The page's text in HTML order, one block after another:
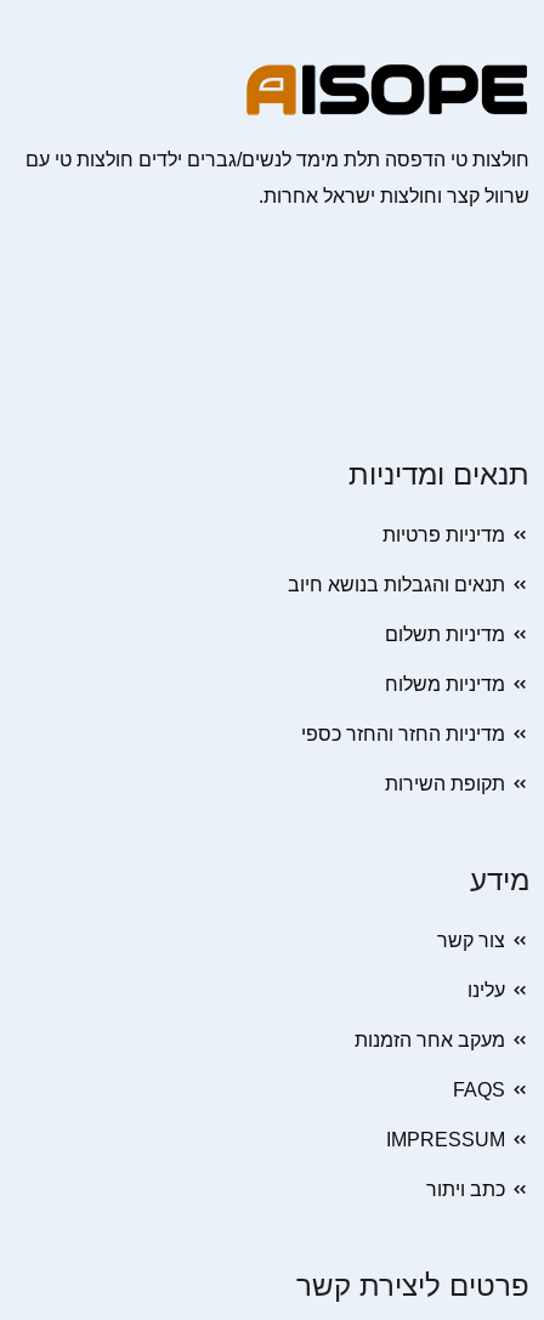
חולצות טי הדפסה תלת מימד לנשים/גברים ילדים חולצות טי עם
שרוול קצר וחולצות ישראל אחרות.
תנאים ומדיניות
מדיניות פרטיות
תנאים והגבלות בנושא חיוב
מדיניות תשלום
מדיניות משלוח
מדיניות החזר והחזר כספי
תקופת השירות
מידע
צור קשר
עלינו
מעקב אחר הזמנות
FAQS
IMPRESSUM
כתב ויתור
פרטים ליצירת קשר